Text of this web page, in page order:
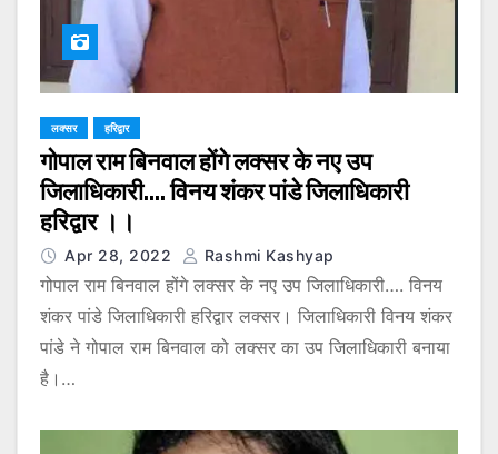
लक्सर हरिद्वार
गोपाल राम बिनवाल होंगे लक्सर के नए उप
जिलाधिकारी…. विनय शंकर पांडे जिलाधिकारी
हरिद्वार ।।
Apr 28, 2022 Rashmi Kashyap
गोपाल राम बिनवाल होंगे लक्सर के नए उप जिलाधिकारी…. विनय
शंकर पांडे जिलाधिकारी हरिद्वार लक्सर। जिलाधिकारी विनय शंकर
पांडे ने गोपाल राम बिनवाल को लक्सर का उप जिलाधिकारी बनाया
है।…